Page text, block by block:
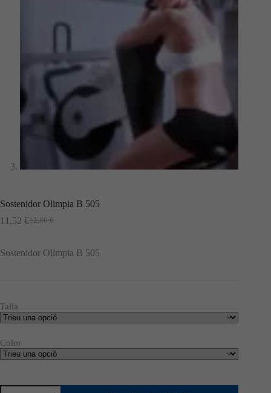
Sostenidor Olimpia B 505
12,80€
El
era:
11,52 €El
és:
Sostenidor Olimpia B 505
Talla
Color
quantitat